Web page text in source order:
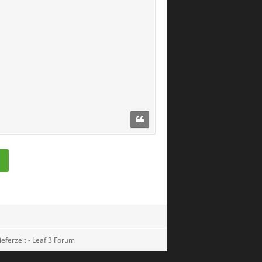
- Leaf 3 Forum